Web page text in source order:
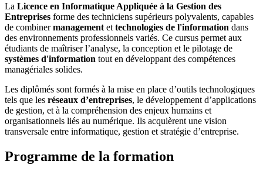
La Licence en Informatique Appliquée à la Gestion des
Entreprises forme des techniciens supérieurs polyvalents, capables
de combinermanagement et technologies de l'information dans
des environnements professionnels variés. Ce cursus permet aux
étudiants de maîtriser l’analyse, la conception et le pilotage de
systèmes d'information tout en développant des compétences
managériales solides.
Les diplômés sont formés à la mise en place d’outils technologiques
tels que les réseaux d’entreprises, le développement d’applications
de gestion, et à la compréhension des enjeux humains et
organisationnels liés au numérique. Ils acquièrent une vision
transversale entre informatique, gestion et stratégie d’entreprise.
Programme de la formation